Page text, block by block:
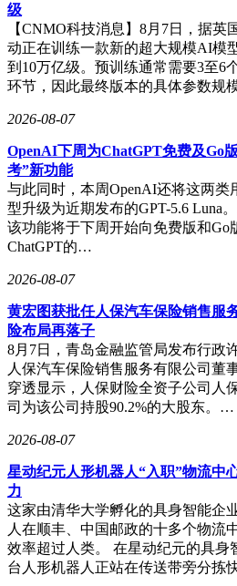
级
【CNMO科技消息】8月7日，据英
动正在训练一款新的超大规模AI模
到10万亿级。预训练通常需要3至6
环节，因此最终版本的具体参数规
2026-08-07
OpenAI下周为ChatGPT免费及Go
考”新功能
与此同时，本周OpenAI还将这两类
型升级为近期发布的GPT-5.6 Luna
该功能将于下周开始向免费版和Go
ChatGPT的…
2026-08-07
黄宏图获批任人保汽车保险销售服
险布局再落子
8月7日，青岛金融监管局发布行政
人保汽车保险销售服务有限公司董
穿透显示，人保财险全资子公司人
司为该公司持股90.2%的大股东。…
2026-08-07
星动纪元人形机器人“入职”物流中
力
这家由清华大学孵化的具身智能企
人在顺丰、中国邮政的十多个物流
效率超过人类。 在星动纪元的具身
台人形机器人正站在传送带旁分拣